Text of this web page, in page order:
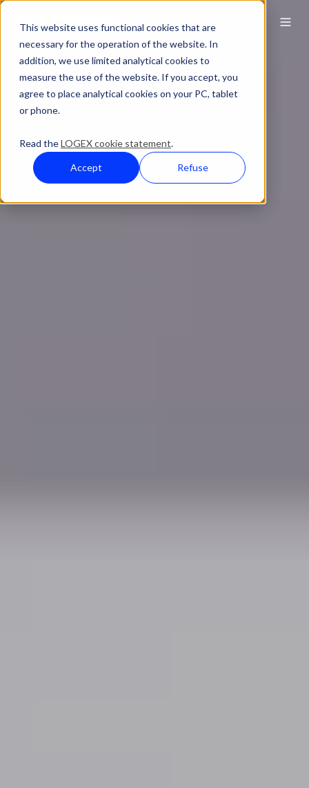
This website uses functional cookies that are
necessary for the operation of the website. In
addition, we use limited analytical cookies to
measure the use of the website. If you accept, you
agree to place analytical cookies on your PC, tablet
or phone.
Read theLOGEX cookie statement.
Accept Refuse